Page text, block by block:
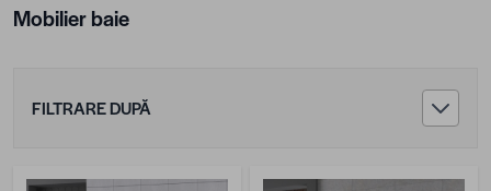
Mobilier baie
FILTRARE DUPĂ